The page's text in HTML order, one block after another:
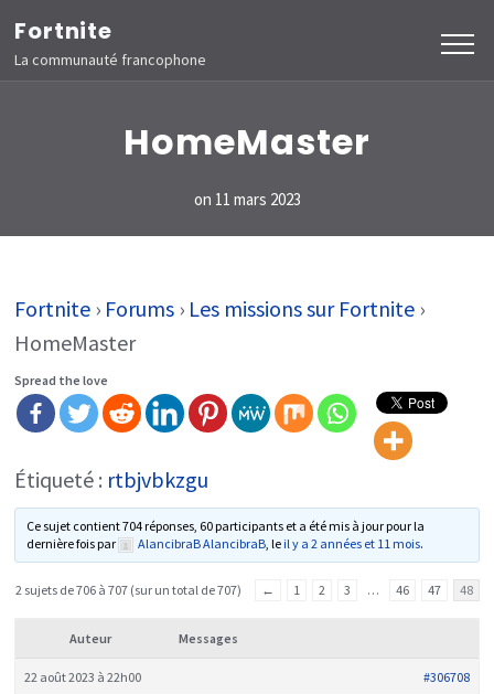
Aller
au
contenu
Fortnite
La communauté francophone
HomeMaster
on 11 mars 2023
Fortnite › Forums › Les missions sur Fortnite ›
HomeMaster
Spread the love
Étiqueté : rtbjvbkzgu
Ce sujet contient 704 réponses, 60 participants et a été mis à jour pour la
dernière fois par
AlancibraB AlancibraB, le il y a 2 années et 11 mois.
2 sujets de 706 à 707 (sur un total de 707) ← 1 2 3 … 46 47 48
Auteur Messages
22 août 2023 à 22h00 #306708